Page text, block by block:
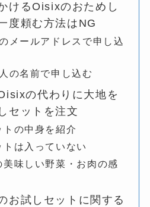
けるOisixのおためし
度頼む方法はNG
メールアドレスで申し込
の名前で申し込む
の代わりに大地を
セットを注文
トの中身を紹介
トは入っていない
美味しい野菜・お肉の感
お試しセットに関する